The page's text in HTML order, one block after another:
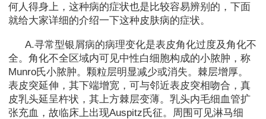
何人得身上，这种病的症状也是比较容易辨别的，下面
就给大家详细的介绍一下这种皮肤病的症状。
A.寻常型银屑病的病理变化是表皮角化过度及角化不
全。角化不全区域内可见中性白细胞构成的小脓肿，称
Munro氏小脓肿。颗粒层明显减少或消失。棘层增厚。
表皮突延伸，其下端增宽，可与邻近表皮突相吻合，真
皮乳头延呈杵状，其上方棘层变薄。乳头内毛细血管扩
张充血，故临床上出现Auspitz氏征。周围可见淋马细